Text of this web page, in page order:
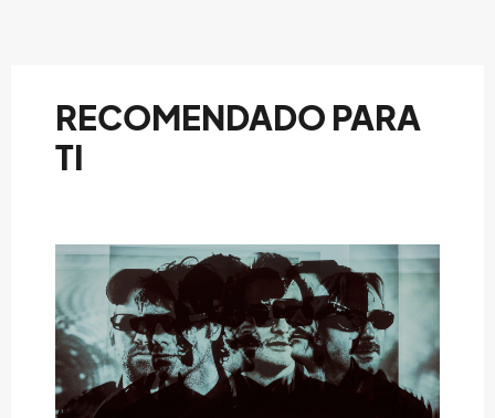
RECOMENDADO PARA
TI